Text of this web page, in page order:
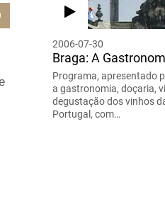
2006-07-30
Braga: A
Programa, apresentado
a gastronomia, doçaria,
degustação dos vinhos
Portugal, com…